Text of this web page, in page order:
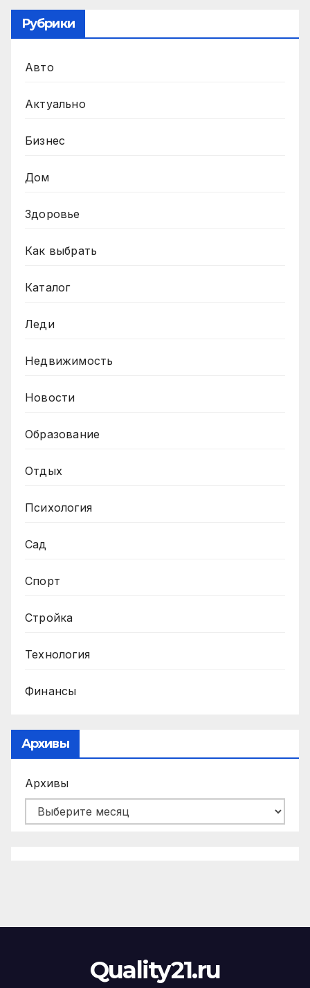
Рубрики
Авто
Актуально
Бизнес
Дом
Здоровье
Как выбрать
Каталог
Леди
Недвижимость
Новости
Образование
Отдых
Психология
Сад
Спорт
Стройка
Технология
Финансы
Архивы
Архивы
Quality21.ru